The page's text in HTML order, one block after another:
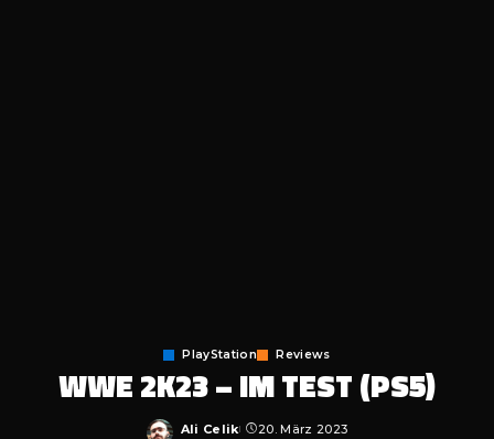
PlayStation Reviews
WWE 2K23 – IM TEST (PS5)
Ali Celik 20. März 2023